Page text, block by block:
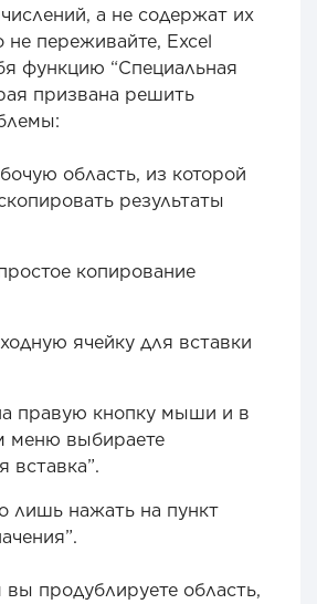
а не содержат их
не переживайте, Excel
функцию “Специальная
призвана решить
область, из которой
результаты
копирование
ячейку для вставки
правую кнопку мыши и в
меню выбираете
вставка”.
лишь нажать на пункт
продублируете область,